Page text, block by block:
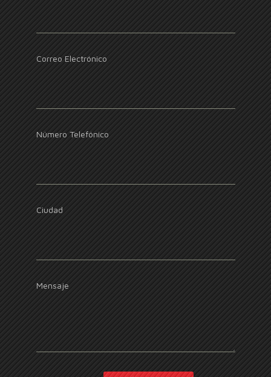
Correo Electrónico
Número Telefónico
Ciudad
Mensaje